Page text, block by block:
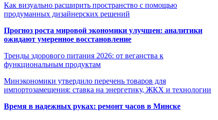
Как визуально расширить пространство с помощью
продуманных дизайнерских решений
Прогноз роста мировой экономики улучшен: аналитики
ожидают умеренное восстановление
Тренды здорового питания 2026: от веганства к
функциональным продуктам
Минэкономики утвердило перечень товаров для
импортозамещения: ставка на энергетику, ЖКХ и технологии
Время в надежных руках: ремонт часов в Минске